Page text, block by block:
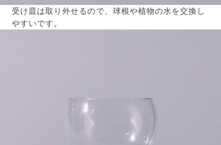
受け皿は取り外せるので、球根や植物の水を交換し
やすいです。